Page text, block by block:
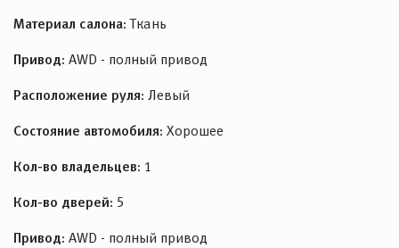
Материал салона: Ткань
Привод: AWD - полный привод
Расположение руля: Левый
Состояние автомобиля: Хорошее
Кол-во владельцев: 1
Кол-во дверей: 5
Привод: AWD - полный привод